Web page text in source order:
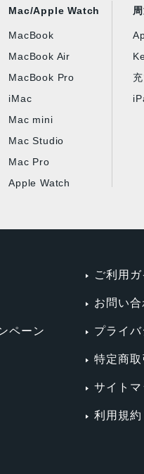
Mac/Apple Watch
MacBook
MacBook Air
MacBook Pro
iMac
Mac mini
Mac Studio
Mac Pro
Apple Watch
ペーン
ご利用ガ
お問い合
プライ
特定商
サイトマ
利用規約